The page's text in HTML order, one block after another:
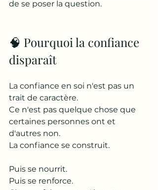
de se poser la question.
🧠 Pourquoi la confiance
disparaît
La confiance en soi n'est pas un
trait de caractère.
Ce n'est pas quelque chose que
certaines personnes ont et
d'autres non.
La confiance se construit.
Puis se nourrit.
Puis se renforce.